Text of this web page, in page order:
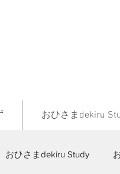
おひさまdekiru
おひさまdekiru Study